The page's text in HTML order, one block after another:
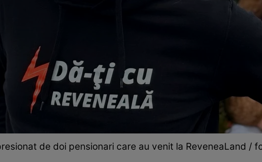
de doi pensionari care au venit la ReveneaLand /